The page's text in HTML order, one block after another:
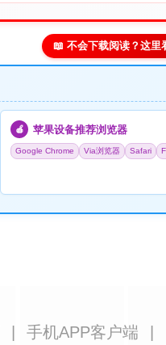
📖 不会下载阅读？这里
🍎 苹果设备推荐浏览器
Google Chrome Via浏览器 Safari
手机APP客户端